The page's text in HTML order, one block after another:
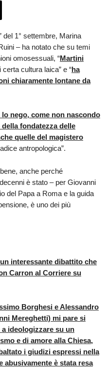
del 1° settembre, Marina
– ha notato che su temi
omosessuali, “Martini
cultura laica” e “ha
chiaramente lontane da
lo nego, come non nascondo
fondatezza delle
quelle del magistero
antropologica”.
anche perché
è stato – per Giovanni
del Papa a Roma e la guida
è uno dei più
interessante dibattito che
Carron al Corriere su
Borghesi e Alessandro
Mereghetti) mi pare si
ideologizzare su un
e di amore alla Chiesa,
i giudizi espressi nella
abusivamente è stata resa